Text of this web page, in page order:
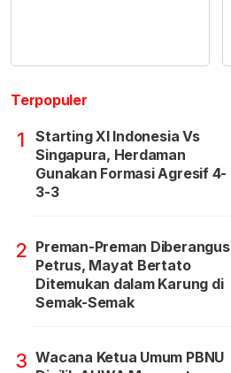
Terpopuler
1
Starting XI Indonesia Vs
Singapura, Herdaman
Gunakan Formasi Agresif 4-
3-3
2 Preman-Preman Diberangus
Petrus, Mayat Bertato
Ditemukan dalam Karung di
Semak-Semak
3 Wacana Ketua Umum PBNU